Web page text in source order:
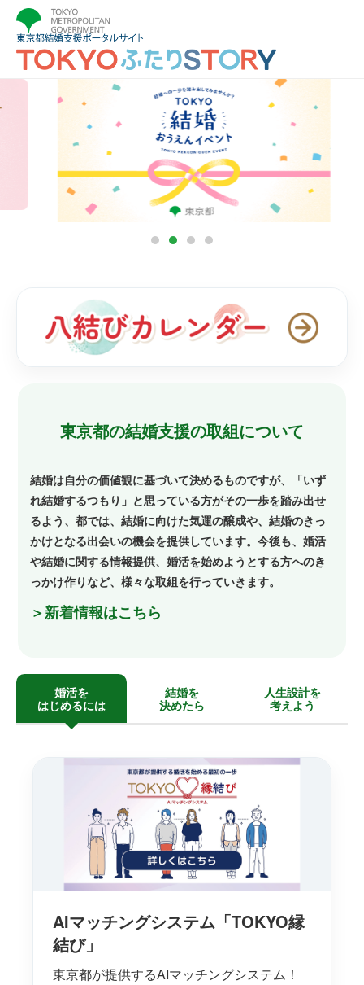
東京都の結婚支援の取組について
結婚は自分の価値観に基づいて決めるものですが、「いず
れ結婚するつもり」と思っている方がその一歩を踏み出せ
るよう、都では、結婚に向けた気運の醸成や、結婚のきっ
かけとなる出会いの機会を提供しています。今後も、婚活
や結婚に関する情報提供、婚活を始めようとする方へのき
っかけ作りなど、様々な取組を行っていきます。
＞新着情報はこちら
婚活を
はじめるには
結婚を
決めたら
人生設計を
考えよう
AIマッチングシステム「TOKYO縁
結び」
東京都が提供するAIマッチングシステム！